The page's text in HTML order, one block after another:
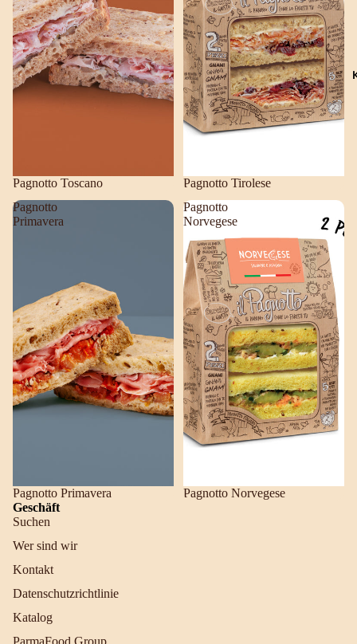
Pagnotto Toscano
Pagnotto Tirolese
Pagnotto
Primavera
Pagnotto Primavera
Pagnotto
Norvegese
Pagnotto Norvegese
Geschäft
Suchen
Wer sind wir
Kontakt
Datenschutzrichtlinie
Katalog
ParmaFood Group